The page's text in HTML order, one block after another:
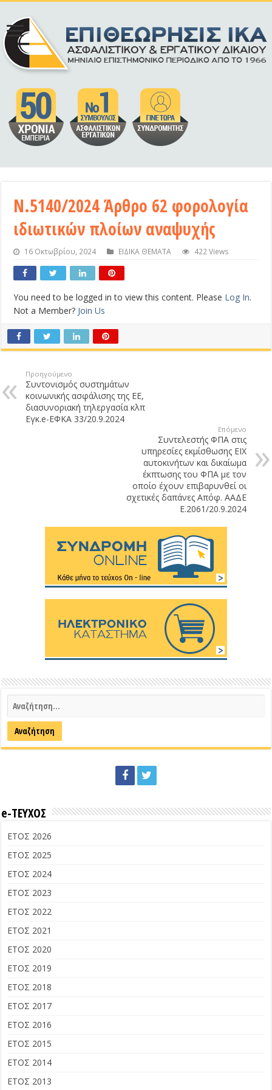
Ν.5140/2024 Άρθρο 62 φορολογία
ιδιωτικών πλοίων αναψυχής
16 Οκτωβρίου, 2024 ΕΙΔΙΚΑ ΘΕΜΑΤΑ 422 Views
You need to be logged in to view this content. Please Log In.
Not a Member? Join Us
Προηγούμενο
Συντονισμός συστημάτων
κοινωνικής ασφάλισης της ΕΕ,
διασυνοριακή τηλεργασία κλπ
Εγκ.e-ΕΦΚΑ 33/20.9.2024
Επόμενο
Συντελεστής ΦΠΑ στις
υπηρεσίες εκμίσθωσης ΕΙΧ
αυτοκινήτων και δικαίωμα
έκπτωσης του ΦΠΑ με τον
οποίο έχουν επιβαρυνθεί οι
σχετικές δαπάνες Απόφ. ΑΑΔΕ
Ε.2061/20.9.2024
e-ΤΕΥΧΟΣ
ΕΤΟΣ 2026
ΕΤΟΣ 2025
ΕΤΟΣ 2024
ΕΤΟΣ 2023
ΕΤΟΣ 2022
ΕΤΟΣ 2021
ΕΤΟΣ 2020
ΕΤΟΣ 2019
ΕΤΟΣ 2018
ΕΤΟΣ 2017
ΕΤΟΣ 2016
ΕΤΟΣ 2015
ΕΤΟΣ 2014
ΕΤΟΣ 2013